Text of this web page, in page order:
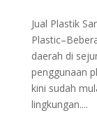
Jual Plastik
daerah di
penggunaan
kini sudah
lingkungan....